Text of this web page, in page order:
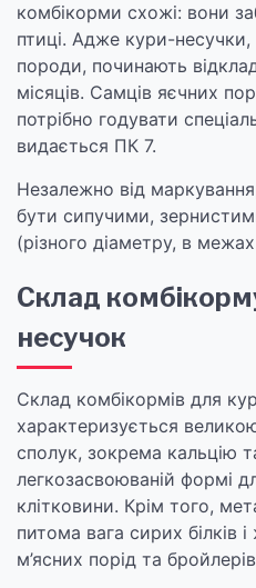
комбікорми схожі: вони
птиці. Адже кури-
породи, починають
місяців. Самців яєчних
потрібно годувати
видається ПК 7.
Незалежно від
бути сипучими,
(різного діаметру, в
Склад
несучок
Склад комбікормів для
характеризується
сполук, зокрема кальцію
легкозасвоюваній формі
клітковини. Крім того,
питома вага сирих білків
м’ясних порід та